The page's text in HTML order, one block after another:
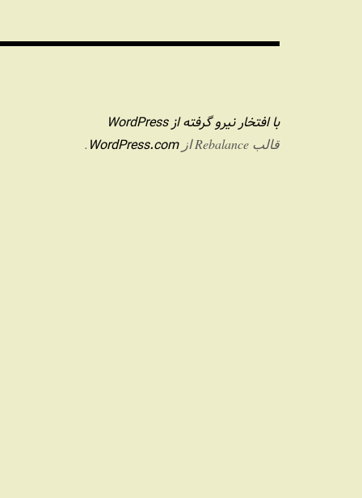
با افتخار نیرو گرفته از WordPress
قالب Rebalance از WordPress.com
.